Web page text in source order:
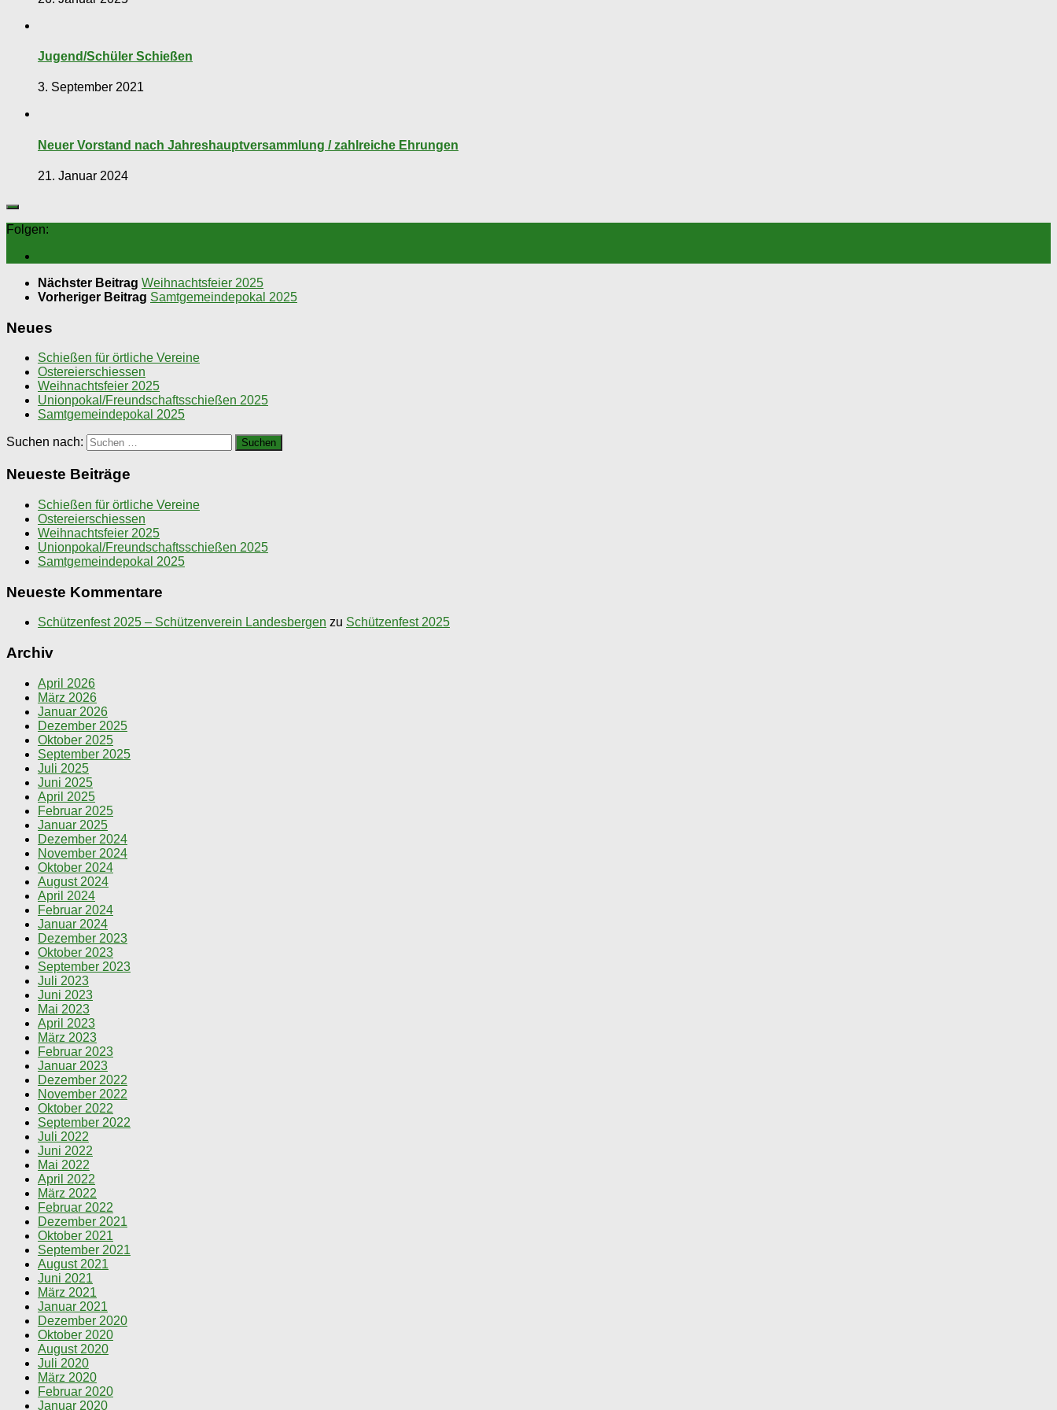
Jugend/Schüler Schießen
3. September 2021
Neuer Vorstand nach Jahreshauptversammlung / zahlreiche Ehrungen
21. Januar 2024
Folgen:
Nächster Beitrag Weihnachtsfeier 2025
Vorheriger Beitrag Samtgemeindepokal 2025
Neues
Schießen für örtliche Vereine
Ostereierschiessen
Weihnachtsfeier 2025
Unionpokal/Freundschaftsschießen 2025
Samtgemeindepokal 2025
Suchen nach:
Neueste Beiträge
Schießen für örtliche Vereine
Ostereierschiessen
Weihnachtsfeier 2025
Unionpokal/Freundschaftsschießen 2025
Samtgemeindepokal 2025
Neueste Kommentare
Schützenfest 2025 – Schützenverein Landesbergen zu Schützenfest 2025
Archiv
April 2026
März 2026
Januar 2026
Dezember 2025
Oktober 2025
September 2025
Juli 2025
Juni 2025
April 2025
Februar 2025
Januar 2025
Dezember 2024
November 2024
Oktober 2024
August 2024
April 2024
Februar 2024
Januar 2024
Dezember 2023
Oktober 2023
September 2023
Juli 2023
Juni 2023
Mai 2023
April 2023
März 2023
Februar 2023
Januar 2023
Dezember 2022
November 2022
Oktober 2022
September 2022
Juli 2022
Juni 2022
Mai 2022
April 2022
März 2022
Februar 2022
Dezember 2021
Oktober 2021
September 2021
August 2021
Juni 2021
März 2021
Januar 2021
Dezember 2020
Oktober 2020
August 2020
Juli 2020
März 2020
Februar 2020
Januar 2020